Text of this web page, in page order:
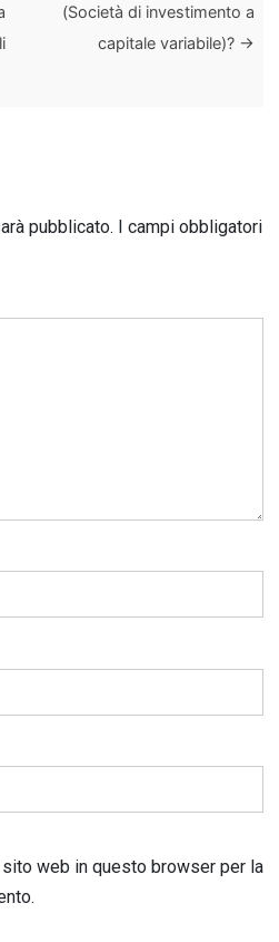
(Società di investimento a
capitale variabile)? →
pubblicato. I campi obbligatori
web in questo browser per la